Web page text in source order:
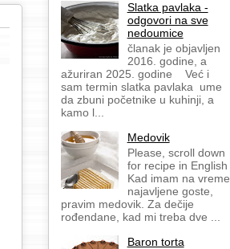
Slatka pavlaka -
odgovori na sve
nedoumice
članak je objavljen
2016. godine, a
ažuriran 2025. godine Već i
sam termin slatka pavlaka ume
da zbuni početnike u kuhinji, a
kamo l...
Medovik
Please, scroll down
for recipe in English
Kad imam na vreme
najavljene goste,
pravim medovik. Za dečije
rođendane, kad mi treba dve ...
Baron torta